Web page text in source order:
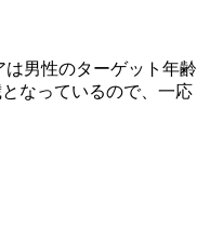
男性のターゲット年齢
なっているので、一応